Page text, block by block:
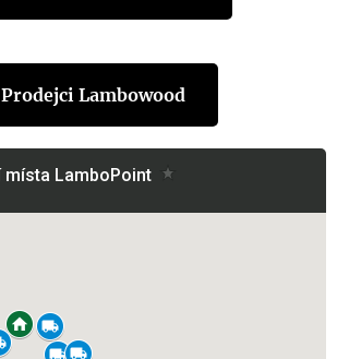
Prodejci Lambowood